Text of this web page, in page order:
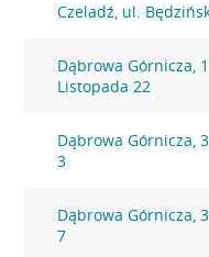
Czeladź, ul.
Dąbrowa Górnicza,
Listopada 22
Dąbrowa Górnicza,
3
Dąbrowa Górnicza,
7